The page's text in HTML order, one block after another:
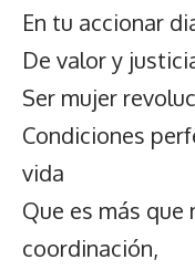
En tu accionar
De valor y
Ser mujer
Condiciones
vida
Que es más que
coordinación,